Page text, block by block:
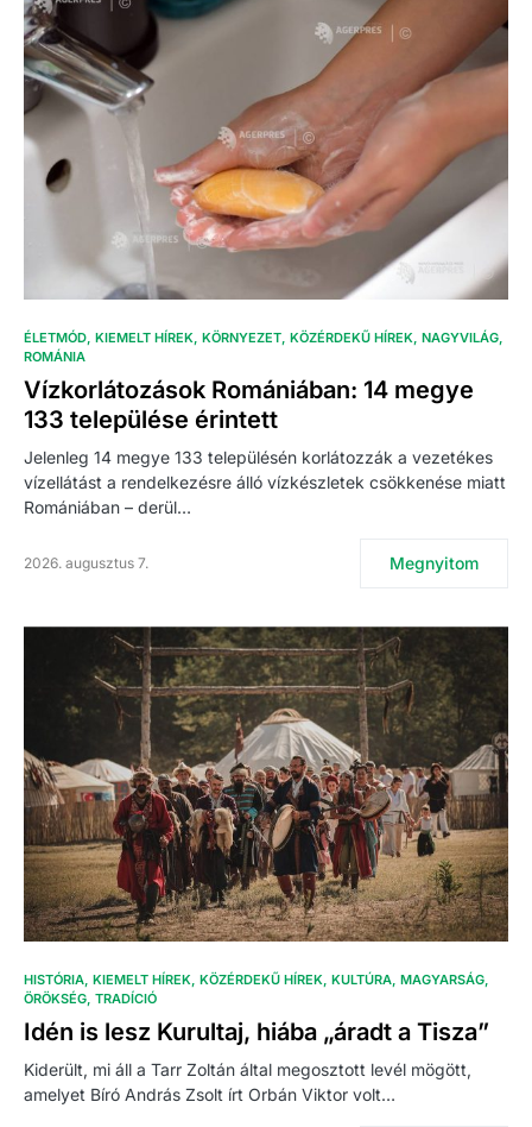
ÉLETMÓD KIEMELT HÍREK KÖRNYEZET KÖZÉRDEKŰ HÍREK NAGYVILÁG
ROMÁNIA
Vízkorlátozások Romániában: 14 megye
133 települése érintett
Jelenleg 14 megye 133 településén korlátozzák a vezetékes
vízellátást a rendelkezésre álló vízkészletek csökkenése miatt
Romániában – derül…
2026. augusztus 7. Megnyitom
HISTÓRIA KIEMELT HÍREK KÖZÉRDEKŰ HÍREK KULTÚRA MAGYARSÁG
ÖRÖKSÉG TRADÍCIÓ
Idén is lesz Kurultaj, hiába „áradt a Tisza”
Kiderült, mi áll a Tarr Zoltán által megosztott levél mögött,
amelyet Bíró András Zsolt írt Orbán Viktor volt…